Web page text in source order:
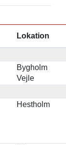
Lokation
Bygholm
Vejle
Hestholm